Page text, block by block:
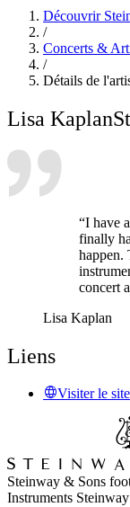
Découvrir
/
Concerts &
/
Détails de
Lisa Kaplan
“I have
finally
happen.
concert
Lisa Kaplan
Liens
Visiter le
Steinway & Sons
Instruments Steinway